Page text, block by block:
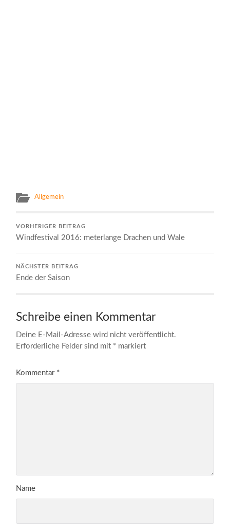
Allgemein
VORHERIGER BEITRAG
Windfestival 2016: meterlange Drachen und Wale
NÄCHSTER BEITRAG
Ende der Saison
Schreibe einen Kommentar
Deine E-Mail-Adresse wird nicht veröffentlicht.
Erforderliche Felder sind mit * markiert
Kommentar *
Name